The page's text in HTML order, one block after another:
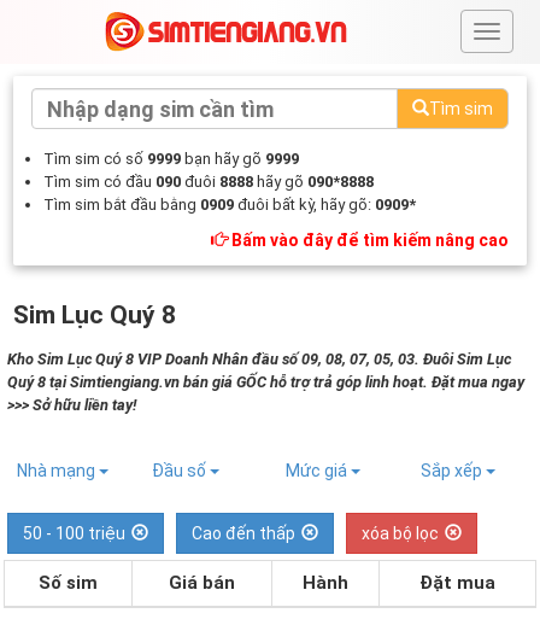
#
Tìm sim
Tìm sim có số 9999 bạn hãy gõ 9999
Tìm sim có đầu 090 đuôi 8888 hãy gõ 090*8888
Tìm sim bắt đầu bằng 0909 đuôi bất kỳ, hãy gõ: 0909*
Bấm vào đây để tìm kiếm nâng cao
Sim Lục Quý 8
Kho Sim Lục Quý 8 VIP Doanh Nhân đầu số 09, 08, 07, 05, 03. Đuôi Sim Lục
Quý 8 tại Simtiengiang.vn bán giá GỐC hỗ trợ trả góp linh hoạt. Đặt mua ngay
>>> Sở hữu liền tay!
Nhà mạng Đầu số Mức giá Sắp xếp
50 - 100 triệu Cao đến thấp xóa bộ lọc
Số sim Giá bán Hành Đặt mua